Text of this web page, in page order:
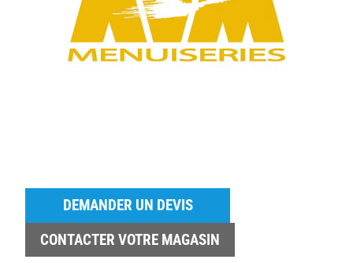
DEMANDER UN DEVIS
CONTACTER VOTRE MAGASIN